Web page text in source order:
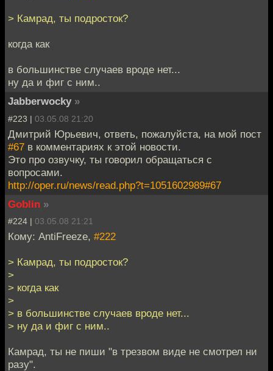
> Камрад, ты подросток?
когда как
в большинстве случаев вроде нет...
ну да и фиг с ним..
Jabberwocky »
#223 | 03.05.08 21:20
Дмитрий Юрьевич, ответь, пожалуйста, на мой пост
#67 в комментариях к этой новости.
Это про озвучку, ты говорил обращаться с
вопросами.
http://oper.ru/news/read.php?t=1051602989#67
Goblin »
#224 | 03.05.08 21:21
Кому: AntiFreeze, #222
> Камрад, ты подросток?
>
> когда как
>
> в большинстве случаев вроде нет...
> ну да и фиг с ним..
Камрад, ты не пиши "в трезвом виде не смотрел ни
разу".